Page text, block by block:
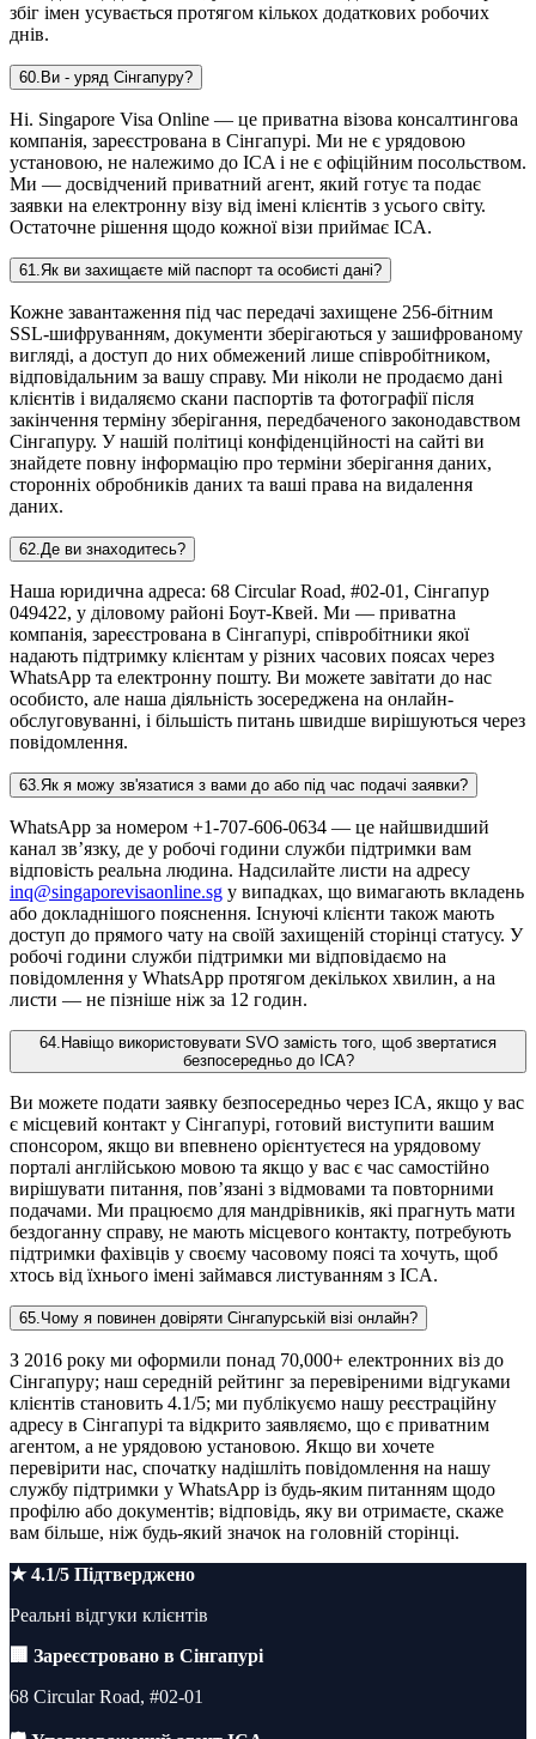
збіг імен усувається протягом кількох додаткових робочих
днів.
60 Ви - уряд Сінгапуру?
Ні. Singapore Visa Online — це приватна візова консалтингова
компанія, зареєстрована в Сінгапурі. Ми не є урядовою
установою, не належимо до ICA і не є офіційним посольством.
Ми — досвідчений приватний агент, який готує та подає
заявки на електронну візу від імені клієнтів з усього світу.
Остаточне рішення щодо кожної візи приймає ICA.
61 Як ви захищаєте мій паспорт та особисті дані?
Кожне завантаження під час передачі захищене 256-бітним
SSL-шифруванням, документи зберігаються у зашифрованому
вигляді, а доступ до них обмежений лише співробітником,
відповідальним за вашу справу. Ми ніколи не продаємо дані
клієнтів і видаляємо скани паспортів та фотографії після
закінчення терміну зберігання, передбаченого законодавством
Сінгапуру. У нашій політиці конфіденційності на сайті ви
знайдете повну інформацію про терміни зберігання даних,
сторонніх обробників даних та ваші права на видалення
даних.
62 Де ви знаходитесь?
Наша юридична адреса: 68 Circular Road, #02-01, Сінгапур
049422, у діловому районі Боут-Квей. Ми — приватна
компанія, зареєстрована в Сінгапурі, співробітники якої
надають підтримку клієнтам у різних часових поясах через
WhatsApp та електронну пошту. Ви можете завітати до нас
особисто, але наша діяльність зосереджена на онлайн-
обслуговуванні, і більшість питань швидше вирішуються через
повідомлення.
63 Як я можу зв'язатися з вами до або під час подачі заявки?
WhatsApp за номером +1-707-606-0634 — це найшвидший
канал зв’язку, де у робочі години служби підтримки вам
відповість реальна людина. Надсилайте листи на адресу
inq@singaporevisaonline.sg у випадках, що вимагають вкладень
або докладнішого пояснення. Існуючі клієнти також мають
доступ до прямого чату на своїй захищеній сторінці статусу. У
робочі години служби підтримки ми відповідаємо на
повідомлення у WhatsApp протягом декількох хвилин, а на
листи — не пізніше ніж за 12 годин.
64 Навіщо використовувати SVO замість того, щоб звертатися
безпосередньо до ICA?
Ви можете подати заявку безпосередньо через ICA, якщо у вас
є місцевий контакт у Сінгапурі, готовий виступити вашим
спонсором, якщо ви впевнено орієнтуєтеся на урядовому
порталі англійською мовою та якщо у вас є час самостійно
вирішувати питання, пов’язані з відмовами та повторними
подачами. Ми працюємо для мандрівників, які прагнуть мати
бездоганну справу, не мають місцевого контакту, потребують
підтримки фахівців у своєму часовому поясі та хочуть, щоб
хтось від їхнього імені займався листуванням з ICA.
65 Чому я повинен довіряти Сінгапурській візі онлайн?
З 2016 року ми оформили понад 70,000+ електронних віз до
Сінгапуру; наш середній рейтинг за перевіреними відгуками
клієнтів становить 4.1/5; ми публікуємо нашу реєстраційну
адресу в Сінгапурі та відкрито заявляємо, що є приватним
агентом, а не урядовою установою. Якщо ви хочете
перевірити нас, спочатку надішліть повідомлення на нашу
службу підтримки у WhatsApp із будь-яким питанням щодо
профілю або документів; відповідь, яку ви отримаєте, скаже
вам більше, ніж будь-який значок на головній сторінці.
★ 4.1/5 Підтверджено
Реальні відгуки клієнтів
🏢 Зареєстровано в Сінгапурі
68 Circular Road, #02-01